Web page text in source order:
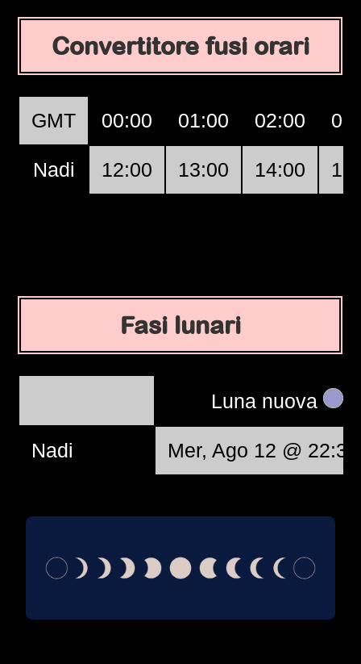
Convertitore fusi orari
GMT 00:00 01:00 02:00
Nadi 12:00 13:00 14:00
Fasi lunari
Luna nuova
Nadi Mer, Ago 12 @